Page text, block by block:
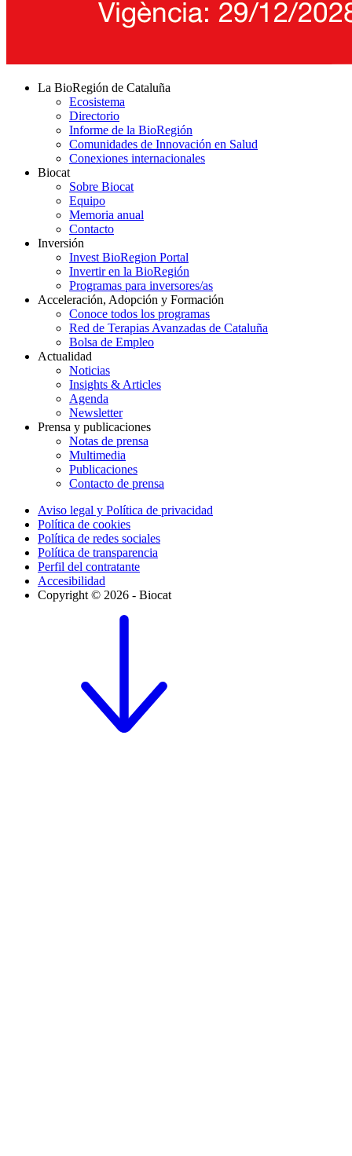
La BioRegión de Cataluña
Ecosistema
Directorio
Informe de la BioRegión
Comunidades de Innovación en Salud
Conexiones internacionales
Biocat
Sobre Biocat
Equipo
Memoria anual
Contacto
Inversión
Invest BioRegion Portal
Invertir en la BioRegión
Programas para inversores/as
Acceleración, Adopción y Formación
Conoce todos los programas
Red de Terapias Avanzadas de Cataluña
Bolsa de Empleo
Actualidad
Noticias
Insights & Articles
Agenda
Newsletter
Prensa y publicaciones
Notas de prensa
Multimedia
Publicaciones
Contacto de prensa
Aviso legal y Política de privacidad
Política de cookies
Política de redes sociales
Política de transparencia
Perfil del contratante
Accesibilidad
Copyright © 2026 - Biocat